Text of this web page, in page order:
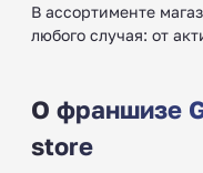
В ассортименте
любого случая: от
О франшизе
store